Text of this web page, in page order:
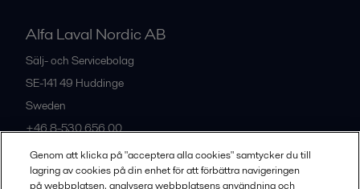
Alfa Laval Nordic AB
Sälj- och Servicebolag
SE-141 49 Huddinge
Sweden
+46 8-530 656 00
Alla kontor och partners
Genom att klicka på "acceptera alla cookies" samtycker du till
lagring av cookies på din enhet för att förbättra navigeringen
på webbplatsen, analysera webbplatsens användning och